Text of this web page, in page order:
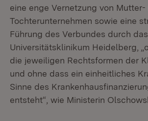
eine enge Vernetzung von Mutter-
Tochterunternehmen sowie eine
Führung des Verbundes durch das
Universitätsklinikum Heidelberg,
die jeweiligen Rechtsformen der
und ohne dass ein einheitliches
Sinne des
entsteht“, wie Ministerin